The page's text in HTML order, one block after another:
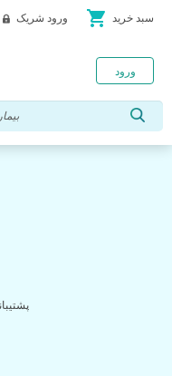
ورود شریک shopping_cart سبد خرید
ورود